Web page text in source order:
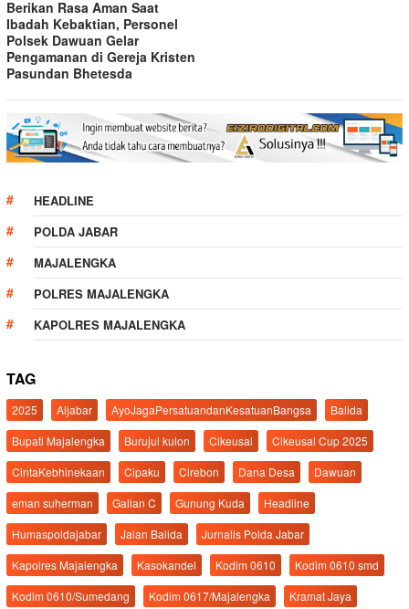
Berikan Rasa Aman Saat
Ibadah Kebaktian, Personel
Polsek Dawuan Gelar
Pengamanan di Gereja Kristen
Pasundan Bhetesda
HEADLINE
POLDA JABAR
MAJALENGKA
POLRES MAJALENGKA
KAPOLRES MAJALENGKA
TAG
2025 Aljabar AyoJagaPersatuandanKesatuanBangsa
Balida
Bupati Majalengka
Burujul kulon Cikeusal
Cikeusal Cup 2025
CintaKebhinekaan
Cipaku Cirebon Dana Desa
Dawuan
eman suherman
Galian C Gunung Kuda
Headline
Humaspoldajabar
Jalan Balida
Jurnalis Polda Jabar
Kapolres Majalengka
Kasokandel Kodim 0610
Kodim 0610 smd
Kodim 0610/Sumedang
Kodim 0617/Majalengka
Kramat Jaya